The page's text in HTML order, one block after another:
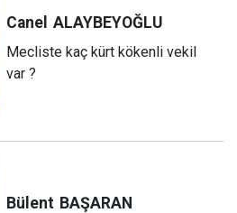
Canel ALAYBEYOĞLU
Mecliste kaç kürt kökenli vekil
var ?
Bülent BAŞARAN